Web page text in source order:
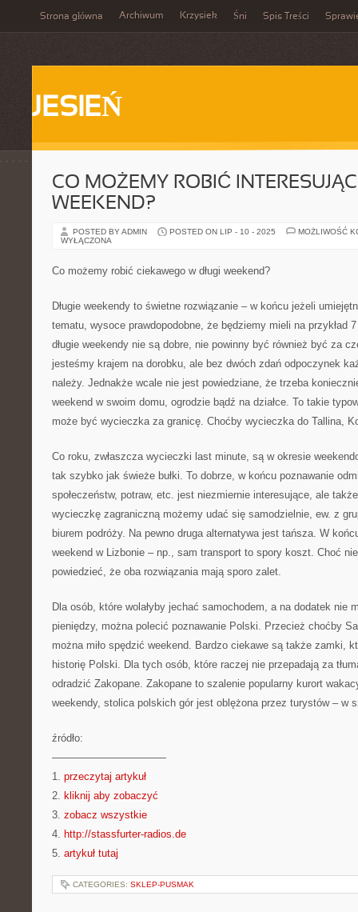
Strona główna Archiwum Krzysiek Śni Spis Treści
JESIEŃ
CO MOŻEMY ROBIĆ
WEEKEND?
POSTED BY ADMIN POSTED ON LIP - 10 - 2025
MOŻLIWOŚĆ
WYŁĄCZONA
Co możemy robić ciekawego w długi weekend?
Długie weekendy to świetne rozwiązanie – w końcu jeżeli
tematu, wysoce prawdopodobne, że będziemy mieli na przykład
długie weekendy nie są dobre, nie powinny być również być za
jesteśmy krajem na dorobku, ale bez dwóch zdań odpoczynek
należy. Jednakże wcale nie jest powiedziane, że trzeba
weekend w swoim domu, ogrodzie bądź na działce. To takie
może być wycieczka za granicę. Choćby wycieczka do Tallina,
Co roku, zwłaszcza wycieczki last minute, są w okresie
tak szybko jak świeże bułki. To dobrze, w końcu poznawanie
społeczeństw, potraw, etc. jest niezmiernie interesujące, ale
wycieczkę zagraniczną możemy udać się samodzielnie, ew. z
biurem podróży. Na pewno druga alternatywa jest tańsza. W
weekend w Lizbonie – np., sam transport to spory koszt. Choć
powiedzieć, że oba rozwiązania mają sporo zalet.
Dla osób, które wolałyby jechać samochodem, a na dodatek nie
pieniędzy, można polecić poznawanie Polski. Przecież choćby
można miło spędzić weekend. Bardzo ciekawe są także zamki,
historię Polski. Dla tych osób, które raczej nie przepadają za
odradzić Zakopane. Zakopane to szalenie popularny kurort
weekendy, stolica polskich gór jest oblężona przez turystów – w
źródło:
———————————
1. przeczytaj artykuł
2. kliknij aby zobaczyć
3. zobacz wszystkie
4. http://stassfurter-radios.de
5. artykuł tutaj
CATEGORIES: SKLEP-PUSMAK